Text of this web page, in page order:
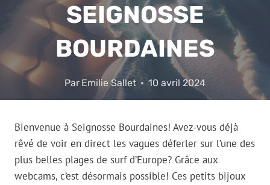
SEIGNOSSE
BOURDAINES
Par Emilie Sallet 10 avril 2024
Bienvenue à Seignosse Bourdaines! Avez-vous déjà
rêvé de voir en direct les vagues déferler sur l’une des
plus belles plages de surf d’Europe? Grâce aux
webcams, c’est désormais possible! Ces petits bijoux